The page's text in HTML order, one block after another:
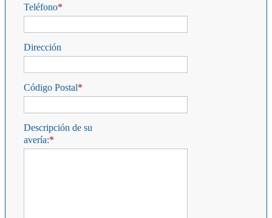
Teléfono
Dirección
Código Postal
Descripción de su
avería: